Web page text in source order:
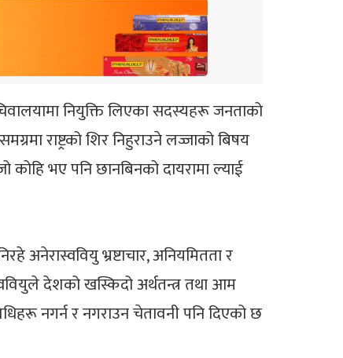
नियुक्ति लिएका सदस्यहरू जनताको
राष्ट्रको शिर निहुराउने लज्जाको बिषय
कोहि भए पनि छानबिनको दायरामा ल्याई
अनेरास्ववियु भ्रष्टाचार, अनियमितता र
देशको खस्किदो अर्थतन्त्र तथा आम
नगर्न र नगराउन चेतावनी पनि दिएको छ